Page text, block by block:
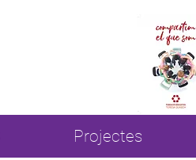
Projectes